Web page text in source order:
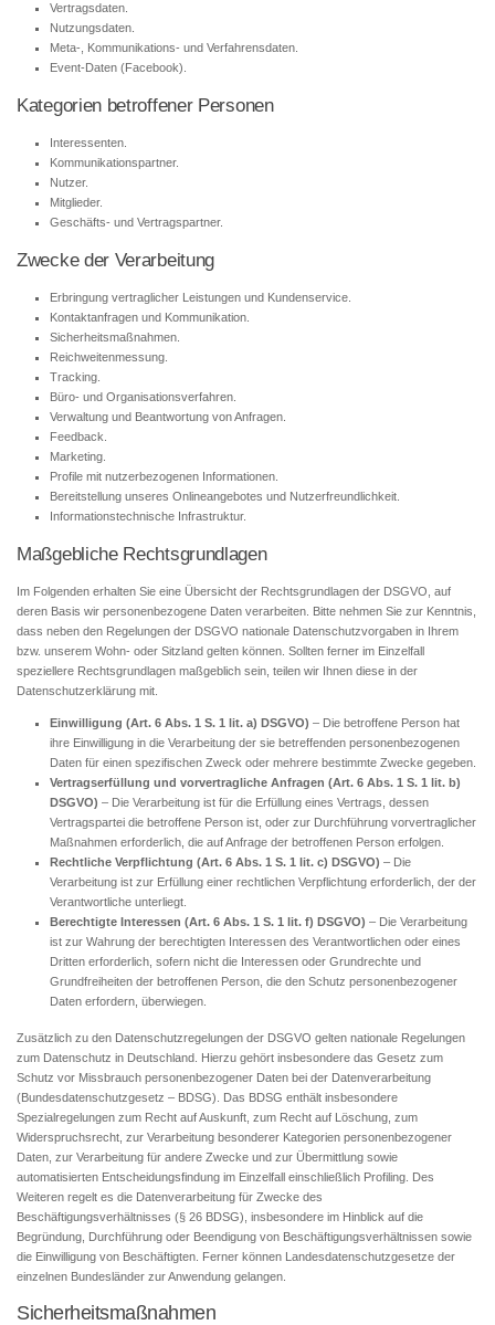
Vertragsdaten.
Nutzungsdaten.
Meta-, Kommunikations- und Verfahrensdaten.
Event-Daten (Facebook).
Kategorien betroffener Personen
Interessenten.
Kommunikationspartner.
Nutzer.
Mitglieder.
Geschäfts- und Vertragspartner.
Zwecke der Verarbeitung
Erbringung vertraglicher Leistungen und Kundenservice.
Kontaktanfragen und Kommunikation.
Sicherheitsmaßnahmen.
Reichweitenmessung.
Tracking.
Büro- und Organisationsverfahren.
Verwaltung und Beantwortung von Anfragen.
Feedback.
Marketing.
Profile mit nutzerbezogenen Informationen.
Bereitstellung unseres Onlineangebotes und Nutzerfreundlichkeit.
Informationstechnische Infrastruktur.
Maßgebliche Rechtsgrundlagen
Im Folgenden erhalten Sie eine Übersicht der Rechtsgrundlagen der DSGVO, auf
deren Basis wir personenbezogene Daten verarbeiten. Bitte nehmen Sie zur Kenntnis,
dass neben den Regelungen der DSGVO nationale Datenschutzvorgaben in Ihrem
bzw. unserem Wohn- oder Sitzland gelten können. Sollten ferner im Einzelfall
speziellere Rechtsgrundlagen maßgeblich sein, teilen wir Ihnen diese in der
Datenschutzerklärung mit.
Einwilligung (Art. 6 Abs. 1 S. 1 lit. a) DSGVO) – Die betroffene Person hat
ihre Einwilligung in die Verarbeitung der sie betreffenden personenbezogenen
Daten für einen spezifischen Zweck oder mehrere bestimmte Zwecke gegeben.
Vertragserfüllung und vorvertragliche Anfragen (Art. 6 Abs. 1 S. 1 lit. b)
DSGVO) – Die Verarbeitung ist für die Erfüllung eines Vertrags, dessen
Vertragspartei die betroffene Person ist, oder zur Durchführung vorvertraglicher
Maßnahmen erforderlich, die auf Anfrage der betroffenen Person erfolgen.
Rechtliche Verpflichtung (Art. 6 Abs. 1 S. 1 lit. c) DSGVO) – Die
Verarbeitung ist zur Erfüllung einer rechtlichen Verpflichtung erforderlich, der der
Verantwortliche unterliegt.
Berechtigte Interessen (Art. 6 Abs. 1 S. 1 lit. f) DSGVO) – Die Verarbeitung
ist zur Wahrung der berechtigten Interessen des Verantwortlichen oder eines
Dritten erforderlich, sofern nicht die Interessen oder Grundrechte und
Grundfreiheiten der betroffenen Person, die den Schutz personenbezogener
Daten erfordern, überwiegen.
Zusätzlich zu den Datenschutzregelungen der DSGVO gelten nationale Regelungen
zum Datenschutz in Deutschland. Hierzu gehört insbesondere das Gesetz zum
Schutz vor Missbrauch personenbezogener Daten bei der Datenverarbeitung
(Bundesdatenschutzgesetz – BDSG). Das BDSG enthält insbesondere
Spezialregelungen zum Recht auf Auskunft, zum Recht auf Löschung, zum
Widerspruchsrecht, zur Verarbeitung besonderer Kategorien personenbezogener
Daten, zur Verarbeitung für andere Zwecke und zur Übermittlung sowie
automatisierten Entscheidungsfindung im Einzelfall einschließlich Profiling. Des
Weiteren regelt es die Datenverarbeitung für Zwecke des
Beschäftigungsverhältnisses (§ 26 BDSG), insbesondere im Hinblick auf die
Begründung, Durchführung oder Beendigung von Beschäftigungsverhältnissen sowie
die Einwilligung von Beschäftigten. Ferner können Landesdatenschutzgesetze der
einzelnen Bundesländer zur Anwendung gelangen.
Sicherheitsmaßnahmen